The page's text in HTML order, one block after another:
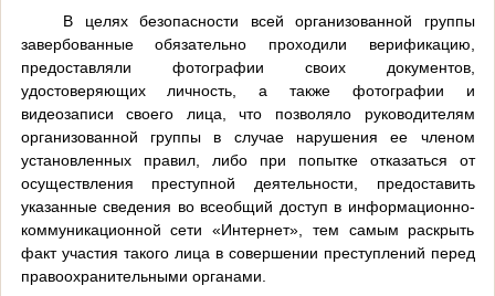
В целях безопасности всей организованной группы
завербованные обязательно проходили верификацию,
предоставляли фотографии своих документов,
удостоверяющих личность, а также фотографии и
видеозаписи своего лица, что позволяло руководителям
организованной группы в случае нарушения ее членом
установленных правил, либо при попытке отказаться от
осуществления преступной деятельности, предоставить
указанные сведения во всеобщий доступ в информационно-
коммуникационной сети «Интернет», тем самым раскрыть
факт участия такого лица в совершении преступлений перед
правоохранительными органами.